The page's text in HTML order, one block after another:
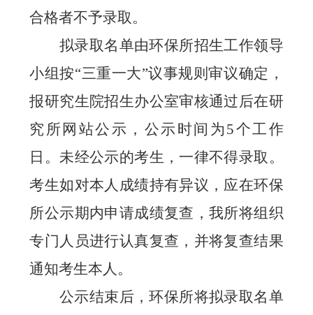
合格者不予录取。
拟录取名单由环保所招生工作领导
小组按“三重一大”议事规则审议确定，
报研究生院招生办公室审核通过后在研
究所网站公示，公示时间为 5个工作
日。未经公示的考生，一律不得录取。
考生如对本人成绩持有异议，应在环保
所公示期内申请成绩复查，我所将组织
专门人员进行认真复查，并将复查结果
通知考生本人。
公示结束后，环保所将拟录取名单